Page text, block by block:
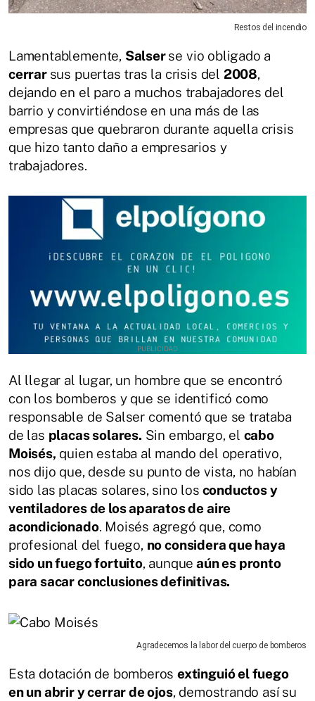
Restos del incendio
Lamentablemente, Salserse vio obligado a
cerrar sus puertas tras la crisis del 2008,
dejando en el paro a muchos trabajadores del
barrio y convirtiéndose en una más de las
empresas que quebraron durante aquella crisis
que hizo tanto daño a empresarios y
trabajadores.
Al llegar al lugar, un hombre que se encontró
con los bomberos y que se identificó como
responsable de Salser comentó que se trataba
de las placas solares. Sin embargo, el cabo
Moisés, quien estaba al mando del operativo,
nos dijo que, desde su punto de vista, no habían
sido las placas solares, sino los conductos y
ventiladores de los aparatos de aire
acondicionado. Moisés agregó que, como
profesional del fuego, no considera que haya
sido un fuego fortuito, aunque aún es pronto
para sacar conclusiones definitivas.
Agradecemos la labor del cuerpo de bomberos
Esta dotación de bomberosextinguió el fuego
en un abrir y cerrar de ojos, demostrando así su